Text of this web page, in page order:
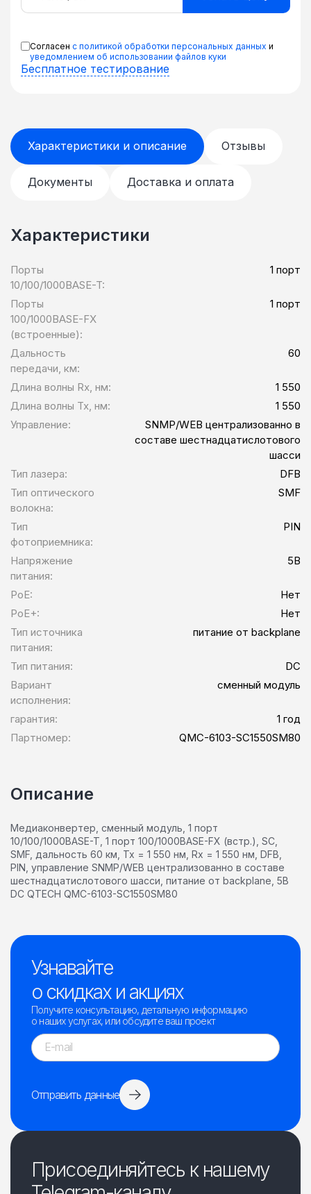
Согласен с политикой обработки персональных данных и
уведомлением об использовании файлов куки
Бесплатное тестирование
Характеристики и описание Отзывы
Документы Доставка и оплата
Характеристики
Порты
10/100/1000BASE-T:
1 порт
Порты
100/1000BASE-FX
(встроенные):
1 порт
Дальность
передачи, км:
60
Длина волны Rx, нм:
1 550
Длина волны Tx, нм:
1 550
Управление:
SNMP/WEB централизованно в
составе шестнадцатислотового
шасси
Тип лазера:
DFB
Тип оптического
волокна:
SMF
Тип
фотоприемника:
PIN
Напряжение
питания:
5В
PoE:
Нет
PoE+:
Нет
Тип источника
питания:
питание от backplane
Тип питания:
DC
Вариант
исполнения:
сменный модуль
гарантия:
1 год
Партномер:
QMC-6103-SC1550SM80
Описание
Медиаконвертер, сменный модуль, 1 порт
10/100/1000BASE-T, 1 порт 100/1000BASE-FX (встр.), SC,
SMF, дальность 60 км, Tx = 1 550 нм, Rx = 1 550 нм, DFB,
PIN, управление SNMP/WEB централизованно в составе
шестнадцатислотового шасси, питание от backplane, 5В
DC QTECH QMC-6103-SC1550SM80
Узнавайте
о скидках и акциях
Получите консультацию, детальную информацию
о наших услугах, или обсудите ваш проект
Отправить данные
Присоединяйтесь к нашему